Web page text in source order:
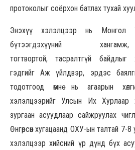
протоколыг соёрхон батлах тухай
Энэхүү хэлэлцээр нь Монгол
бүтээгдэхүүний
тогтвортой, тасралтгүй байдлыг
гэдгийг Аж үйлдвэр, эрдэс
тодотгоод өмнө нь агаарын
хэлэлцээрийг Улсын Их Хурлаар
зургаан асуудлаар сайжруулах
Өнгөрсөн хугацаанд ОХУ-ын талтай 7-
хэлэлцээр хийсний үр дүнд бүх